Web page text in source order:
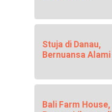
Stuja di Danau,
Bernuansa Alami
Bali Farm House,